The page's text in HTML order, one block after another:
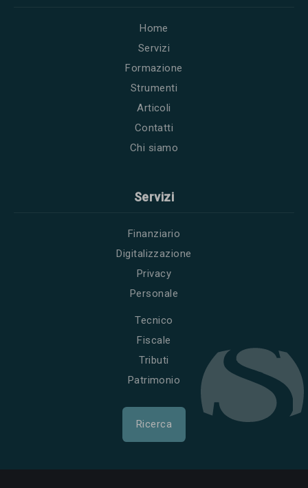
Home
Servizi
Formazione
Strumenti
Articoli
Contatti
Chi siamo
Servizi
Finanziario
Digitalizzazione
Privacy
Personale
Tecnico
Fiscale
Tributi
Patrimonio
Ricerca